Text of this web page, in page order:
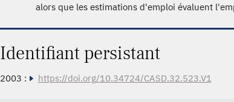
alors que les estimations d'emploi évaluent
Identifiant persistant
2003 : https://doi.org/10.34724/CASD.32.523.V1